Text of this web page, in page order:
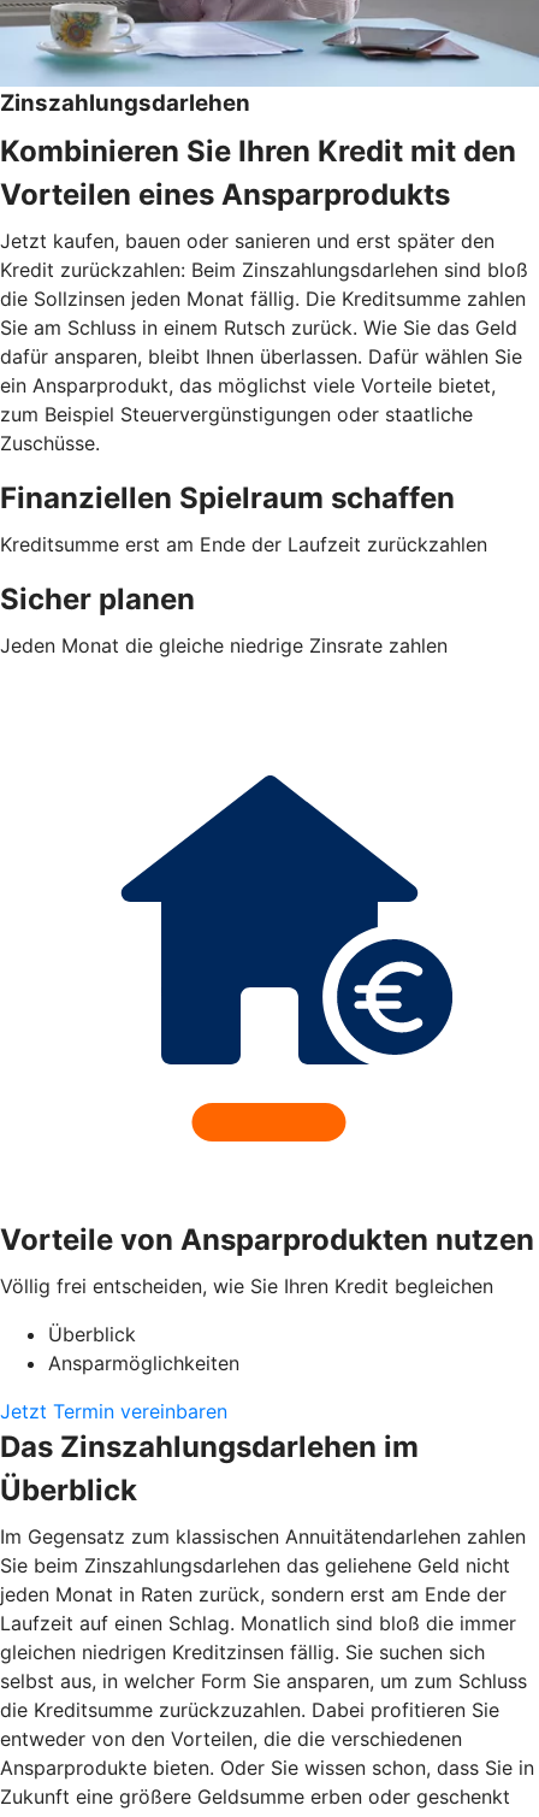
Zinszahlungsdarlehen
Kombinieren Sie Ihren Kredit mit den
Vorteilen eines Ansparprodukts
Jetzt kaufen, bauen oder sanieren und erst später den
Kredit zurückzahlen: Beim Zinszahlungsdarlehen sind bloß
die Sollzinsen jeden Monat fällig. Die Kreditsumme zahlen
Sie am Schluss in einem Rutsch zurück. Wie Sie das Geld
dafür ansparen, bleibt Ihnen überlassen. Dafür wählen Sie
ein Ansparprodukt, das möglichst viele Vorteile bietet,
zum Beispiel Steuervergünstigungen oder staatliche
Zuschüsse.
Finanziellen Spielraum schaffen
Kreditsumme erst am Ende der Laufzeit zurückzahlen
Sicher planen
Jeden Monat die gleiche niedrige Zinsrate zahlen
Vorteile von Ansparprodukten nutzen
Völlig frei entscheiden, wie Sie Ihren Kredit begleichen
Überblick
Ansparmöglichkeiten
Jetzt Termin vereinbaren
Das Zinszahlungsdarlehen im
Überblick
Im Gegensatz zum klassischen Annuitätendarlehen zahlen
Sie beim Zinszahlungsdarlehen das geliehene Geld nicht
jeden Monat in Raten zurück, sondern erst am Ende der
Laufzeit auf einen Schlag. Monatlich sind bloß die immer
gleichen niedrigen Kreditzinsen fällig. Sie suchen sich
selbst aus, in welcher Form Sie ansparen, um zum Schluss
die Kreditsumme zurückzuzahlen. Dabei profitieren Sie
entweder von den Vorteilen, die die verschiedenen
Ansparprodukte bieten. Oder Sie wissen schon, dass Sie in
Zukunft eine größere Geldsumme erben oder geschenkt